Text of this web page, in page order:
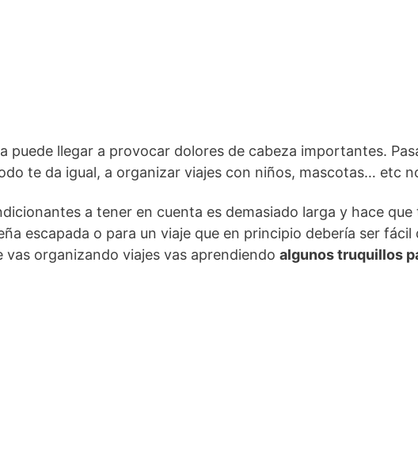
puede llegar a provocar dolores de cabeza importantes.
te da igual, a organizar viajes con niños, mascotas… etc
a tener en cuenta es demasiado larga y hace
escapada o para un viaje que en principio debería ser
vas organizando viajes vas aprendiendo algunos truquillos